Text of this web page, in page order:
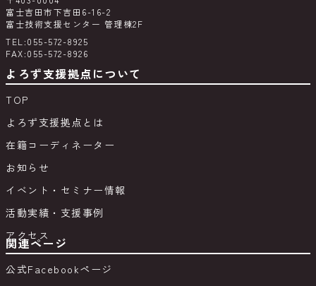
富士吉田市下吉田6-16-2
富士技術支援センター 管理棟2F
TEL:055-572-8925
FAX:055-572-8926
よろず支援拠点について
TOP
よろず支援拠点とは
在籍コーディネーター
お知らせ
イベント・セミナー情報
活動実績・支援事例
アクセス
関連ページ
公式Facebookページ